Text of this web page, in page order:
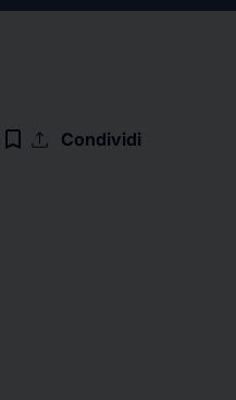
bookmark_border upload Condividi